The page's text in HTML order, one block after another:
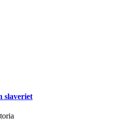
slaveriet